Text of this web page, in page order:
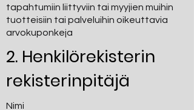
tapahtumiin liittyviin tai myyjien muihin
tuotteisiin tai palveluihin oikeuttavia
arvokuponkeja
2. Henkilörekisterin
rekisterinpitäjä
Nimi